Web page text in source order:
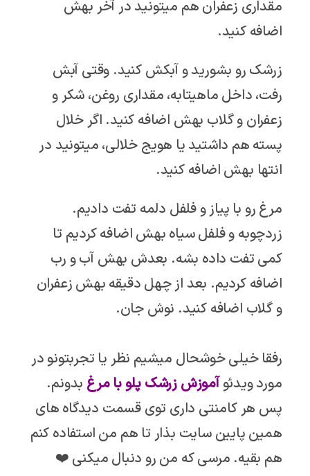
مقداری زعفران هم میتونید در آخر بهش
اضافه کنید.
زرشک رو بشورید و آبکش کنید. وقتی آبش
رفت، داخل ماهیتابه، مقداری روغن، شکر و
زعفران و گلاب بهش اضافه کنید. اگر خلال
پسته هم داشتید یا هویج خلالی، میتونید در
انتها بهش اضافه کنید.
مرغ رو با پیاز و فلفل دلمه تفت دادیم.
زردچوبه و فلفل سیاه بهش اضافه کردیم تا
کمی تفت داده بشه. بعدش بهش آب و رب
اضافه کردیم. بعد از چهل دقیقه بهش زعفران
و گلاب اضافه کنید. نوش جان.
رفقا خیلی خوشحال میشیم نظر یا تجربتونو در
مورد ویدئوآموزش زرشک پلو با مرغ بدونم.
پس هر کامنتی داری توی قسمت دیدگاه های
همین پایین سایت بذار تا هم من استفاده کنم
هم بقیه. مرسی که من رو دنبال میکنی ❤️